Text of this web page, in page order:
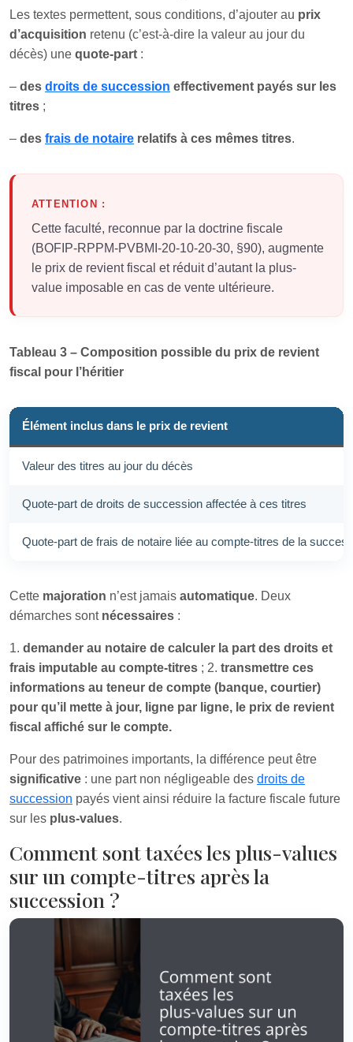
Les textes permettent, sous conditions, d’ajouter au prix
d’acquisition retenu (c’est-à-dire la valeur au jour du
décès) une quote-part :
– des droits de succession effectivement payés sur les
titres ;
– des frais de notaire relatifs à ces mêmes titres.
ATTENTION :
Cette faculté, reconnue par la doctrine fiscale
(BOFIP-RPPM-PVBMI-20-10-20-30, §90), augmente
le prix de revient fiscal et réduit d’autant la plus-
value imposable en cas de vente ultérieure.
Tableau 3 – Composition possible du prix de revient
fiscal pour l’héritier
Élément inclus dans le prix de revient
Valeur des titres au jour du décès
Quote-part de droits de succession affectée à ces titres
Quote-part de frais de notaire liée au compte-titres de la
Cette majoration n’est jamais automatique. Deux
démarches sont nécessaires :
1. demander au notaire de calculer la part des droits et
frais imputable au compte-titres ; 2. transmettre ces
informations au teneur de compte (banque, courtier)
pour qu’il mette à jour, ligne par ligne, le prix de revient
fiscal affiché sur le compte.
Pour des patrimoines importants, la différence peut être
significative : une part non négligeable des droits de
succession payés vient ainsi réduire la facture fiscale future
sur les plus-values.
Comment sont taxées les plus-values
sur un compte-titres après la
succession ?